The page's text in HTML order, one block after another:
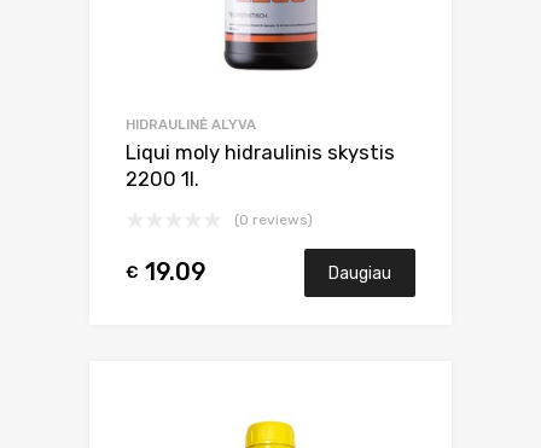
HIDRAULINĖ ALYVA
Liqui moly hidraulinis skystis
2200 1l.
(0 reviews)
€ 19.09 Daugiau